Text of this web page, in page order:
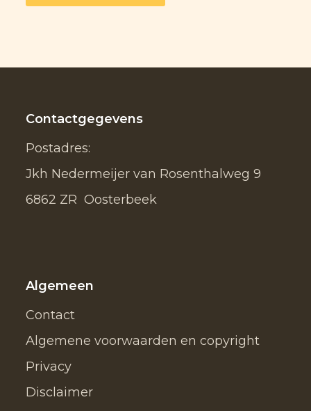
Contactgegevens
Postadres:
Jkh Nedermeijer van Rosenthalweg 9
6862 ZR Oosterbeek
Algemeen
Contact
Algemene voorwaarden en copyright
Privacy
Disclaimer